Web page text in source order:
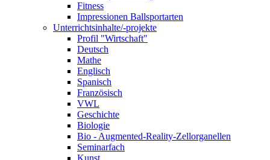
Fitness
Impressionen Ballsportarten
Unterrichtsinhalte/-projekte
Profil "Wirtschaft"
Deutsch
Mathe
Englisch
Spanisch
Französisch
VWL
Geschichte
Biologie
Bio - Augmented-Reality-Zellorganellen
Seminarfach
Kunst